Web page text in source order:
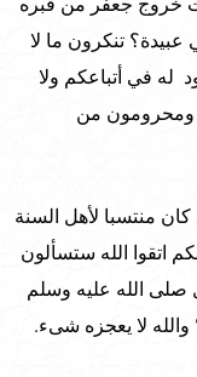
عبيدة؟ تنكرون ما لا
له في أتباعكم ولا
ومحرومون من
كان منتسبا لأهل السنة
اتقوا الله ستسألون
صلى الله عليه وسلم
لا يعجزه شىء.